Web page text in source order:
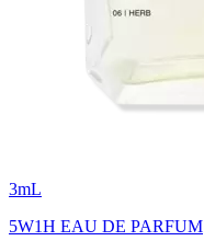
3mL
5W1H EAU DE PARFUM